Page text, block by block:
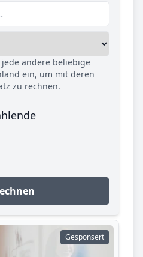
jede andere beliebige
ein, um mit deren
zu rechnen.
Gesponsert